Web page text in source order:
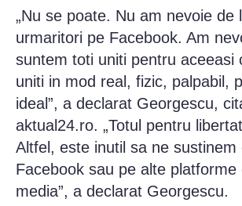
„Nu se poate. Nu am nevoie de
urmaritori pe Facebook. Am
suntem toti uniti pentru aceeasi
uniti in mod real, fizic, palpabil,
ideal”, a declarat Georgescu,
aktual24.ro. „Totul pentru
Altfel, este inutil sa ne sustinem
Facebook sau pe alte platforme
media”, a declarat Georgescu.